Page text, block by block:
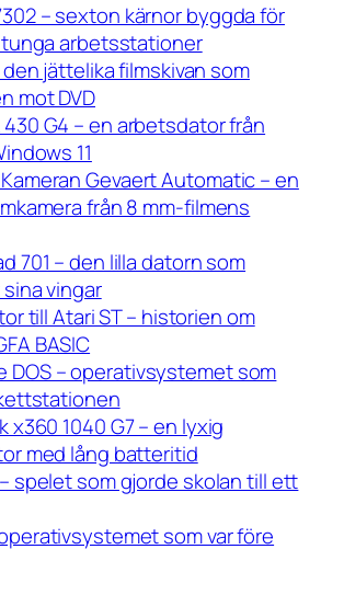
– sexton kärnor byggda för
arbetsstationer
jättelika filmskivan som
mot DVD
430 G4 – en arbetsdator från
11
Gevaert Automatic – en
från 8 mm-filmens
701 – den lilla datorn som
vingar
till Atari ST – historien om
BASIC
DOS – operativsystemet som
x360 1040 G7 – en lyxig
med lång batteritid
spelet som gjorde skolan till ett
som var före